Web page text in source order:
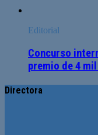
Editorial
Concurso
premio de 4
Directora